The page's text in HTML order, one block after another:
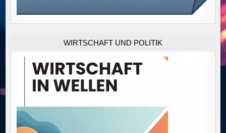
WIRTSCHAFT UND POLITIK